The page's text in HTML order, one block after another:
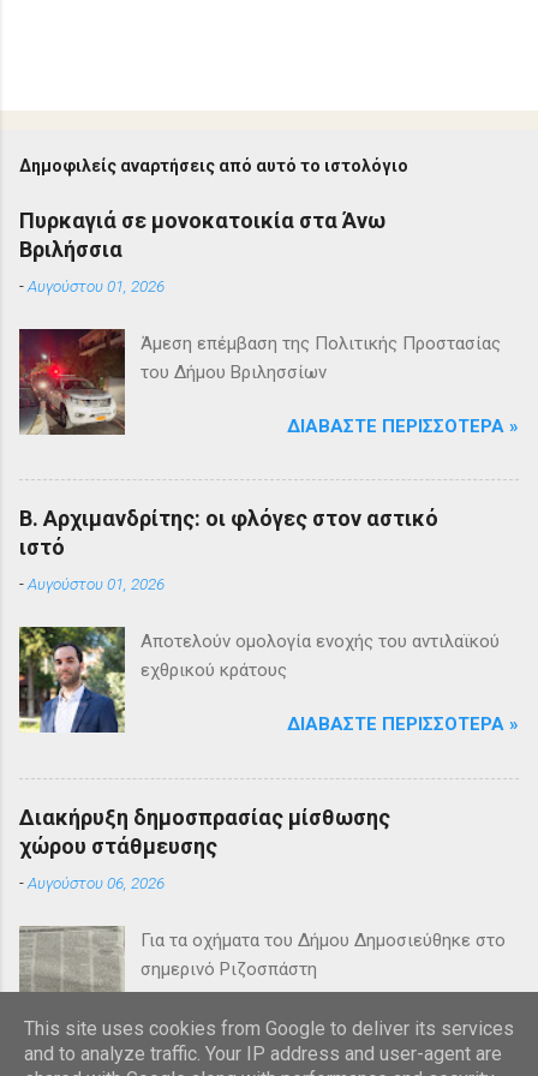
Δημοφιλείς αναρτήσεις από αυτό το ιστολόγιο
Πυρκαγιά σε μονοκατοικία στα Άνω
Βριλήσσια
-Αυγούστου 01, 2026
Άμεση επέμβαση της Πολιτικής Προστασίας
του Δήμου Βριλησσίων
ΔΙΑΒΆΣΤΕ ΠΕΡΙΣΣΌΤΕΡΑ »
Β. Αρχιμανδρίτης: οι φλόγες στον αστικό
ιστό
-Αυγούστου 01, 2026
Αποτελούν ομολογία ενοχής του αντιλαϊκού
εχθρικού κράτους
ΔΙΑΒΆΣΤΕ ΠΕΡΙΣΣΌΤΕΡΑ »
Διακήρυξη δημοσπρασίας μίσθωσης
χώρου στάθμευσης
-Αυγούστου 06, 2026
Για τα οχήματα του Δήμου Δημοσιεύθηκε στο
σημερινό Ριζοσπάστη
ΔΙΑΒΆΣΤΕ ΠΕΡΙΣΣΌΤΕΡΑ »
This site uses cookies from Google to deliver its services
and to analyze traffic. Your IP address and user-agent are